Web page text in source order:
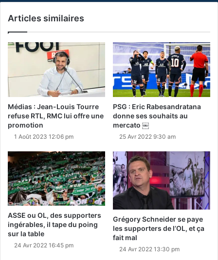
Articles similaires
Médias : Jean-Louis Tourre
refuse RTL, RMC lui offre une
promotion
1 Août 2023 12:06 pm
PSG : Eric Rabesandratana
donne ses souhaits au
mercato ￼
25 Avr 2022 9:30 am
ASSE ou OL, des supporters
ingérables, il tape du poing
sur la table
24 Avr 2022 16:45 pm
Grégory Schneider se paye
les supporters de l’OL, et ça
fait mal
24 Avr 2022 13:30 pm